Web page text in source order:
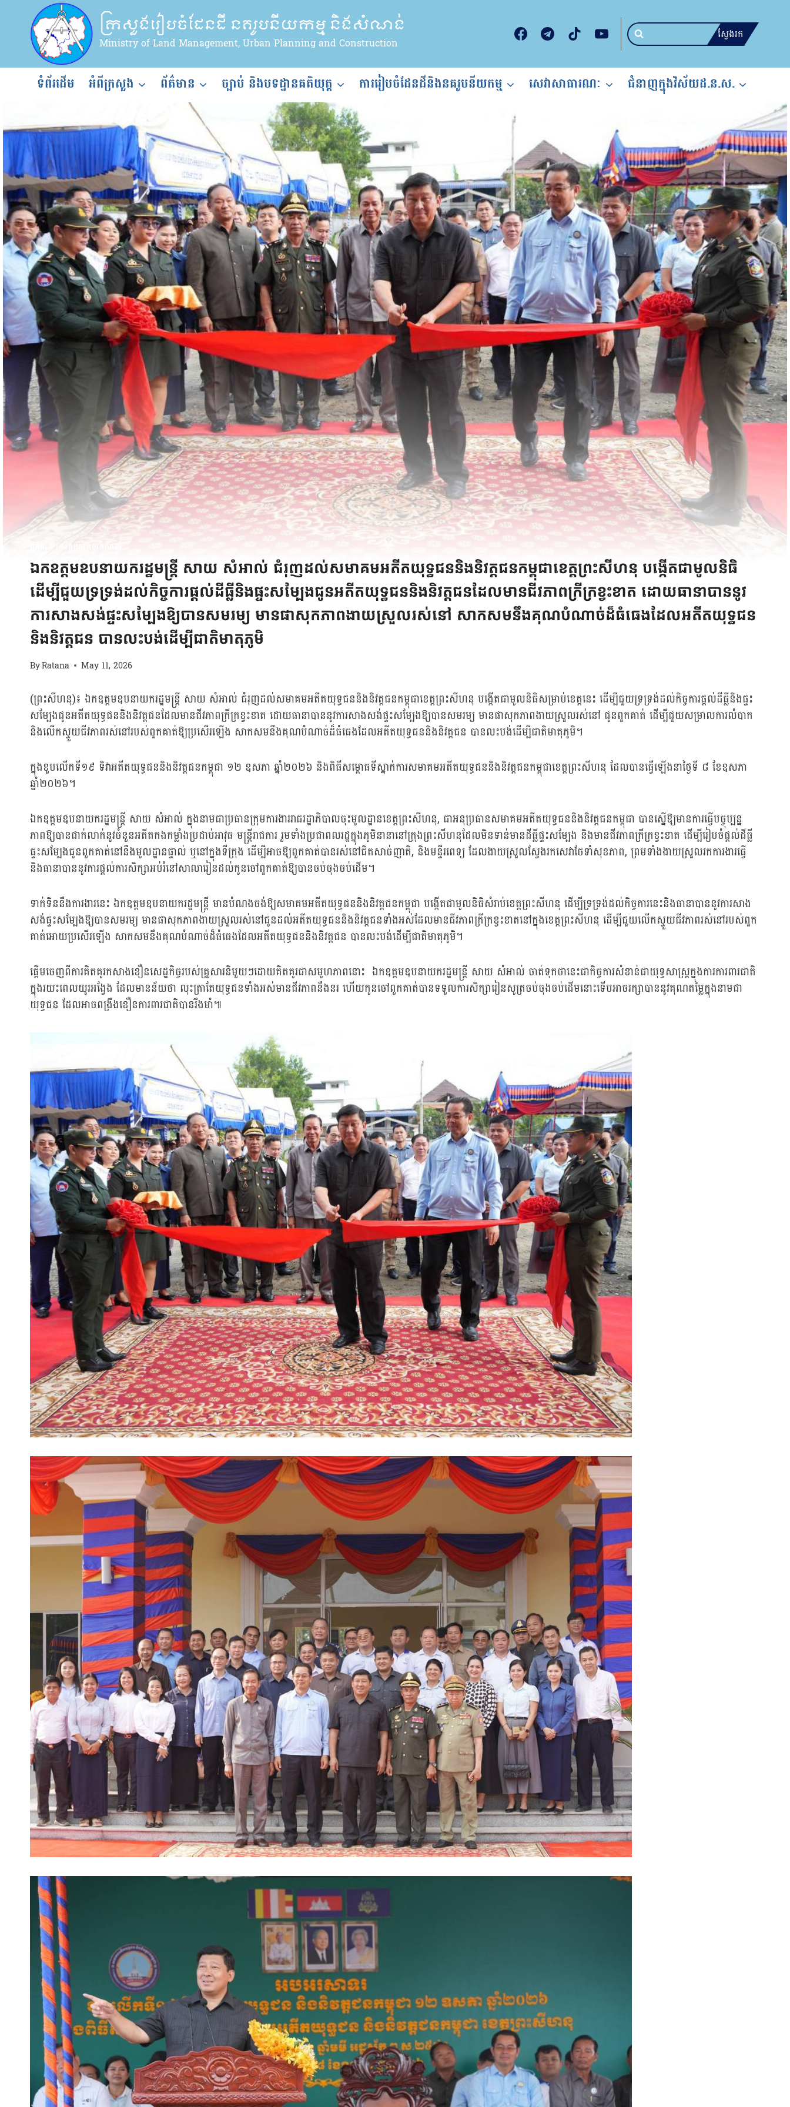
content
ក្រសួងរៀបចំដែនដី នគរូបនីយកម្ម និងសំណង់
Ministry of Land Management, Urban Planning and Construction
ស្វែងរក
ទំព័រដើម អំពីក្រសួង ព័ត៌មាន ច្បាប់ និងបទដ្ឋានគតិយុត្ត ការរៀបចំដែនដីនិងនគរូបនីយកម្ម សេវាសាធារណៈ ជំនាញក្នុងវិស័យដ.ន.ស.
ឯកឧត្តមឧបនាយករដ្ឋមន្ត្រី សាយ សំអាល់ ជំរុញដល់សមាគមអតីតយុទ្ធជននិងនិវត្តជនកម្ពុជាខេត្តព្រះសីហនុ បង្កើតជាមូលនិធិ
ដើម្បីជួយទ្រទ្រង់ដល់កិច្ចការផ្ដល់ដីធ្លីនិងផ្ទះសម្បែងជូនអតីតយុទ្ធជននិងនិវត្តជនដែលមានជីវភាពក្រីក្រខ្វះខាត ដោយធានាបាននូវ
ការសាងសង់ផ្ទះសម្បែងឱ្យបានសមរម្យ មានផាសុកភាពងាយស្រួលរស់នៅ សាកសមនឹងគុណបំណាច់ដ៏ធំធេងដែលអតីតយុទ្ធជន
និងនិវត្តជន បានលះបង់ដើម្បីជាតិមាតុភូមិ
ByRatana May 11, 2026
(ព្រះសីហនុ)៖ ឯកឧត្តមឧបនាយករដ្ឋមន្ត្រី សាយ សំអាល់ ជំរុញដល់សមាគមអតីតយុទ្ធជននិងនិវត្តជនកម្ពុជាខេត្តព្រះសីហនុ បង្កើតជាមូលនិធិសម្រាប់ខេត្តនេះ ដើម្បីជួយទ្រទ្រង់ដល់កិច្ចការផ្ដល់ដីធ្លីនិងផ្ទះ
សម្បែងជូនអតីតយុទ្ធជននិងនិវត្តជនដែលមានជីវភាពក្រីក្រខ្វះខាត ដោយធានាបាននូវការសាងសង់ផ្ទះសម្បែងឱ្យបានសមរម្យ មានផាសុកភាពងាយស្រួលរស់នៅ ជូនពួកគាត់ ដើម្បីជួយសម្រាលការលំបាក
និងលើកស្ទួយជីវភាពរស់នៅរបស់ពួកគាត់ឱ្យប្រសើរឡើង សាកសមនឹងគុណបំណាច់ដ៏ធំធេងដែលអតីតយុទ្ធជននិងនិវត្តជន បានលះបង់ដើម្បីជាតិមាតុភូមិ។
ក្នុងខួបលើកទី១៩ ទិវាអតីតយុទ្ធជននិងនិវត្តជនកម្ពុជា ១២ ឧសភា ឆ្នាំ២០២៦ និងពិធីសម្ពោធទីស្នាក់ការសមាគមអតីតយុទ្ធជននិងនិវត្តជនកម្ពុជាខេត្តព្រះសីហនុ ដែលបានធ្វើឡើងនាថ្ងៃទី ៨ ខែឧសភា
ឆ្នាំ២០២៦។
ឯកឧត្តមឧបនាយករដ្ឋមន្ត្រី សាយ សំអាល់ ក្នុងនាមជាប្រធានក្រុមការងាររាជរដ្ឋាភិបាលចុះមូលដ្ឋានខេត្តព្រះសីហនុ, ជាអនុប្រធានសមាគមអតីតយុទ្ធជននិងនិវត្តជនកម្ពុជា បានស្នើឱ្យមានការធ្វើបច្ចុប្បន្ន
ភាពឱ្យបានជាក់លាក់នូវចំនួនអតីតកងកម្លាំងប្រដាប់អាវុធ មន្ត្រីរាជការ រួមទាំងប្រជាពលរដ្ឋក្នុងភូមិនានានៅក្រុងព្រះសីហនុដែលមិនទាន់មានដីធ្លីផ្ទះសម្បែង និងមានជីវភាពក្រីក្រខ្វះខាត ដើម្បីរៀបចំផ្តល់ដីធ្លី
ផ្ទះសម្បែងជូនពួកគាត់នៅនឹងមូលដ្ឋានផ្ទាល់ ឬនៅក្នុងទីក្រុង ដើម្បីអាចឱ្យពួកគាត់បានរស់នៅជិតសាច់ញាតិ, និងមន្ទីរពេទ្យ ដែលងាយស្រួលស្វែងរកសេវាថែទាំសុខភាព, ព្រមទាំងងាយស្រួលរកការងារធ្វើ
និងធានាបាននូវការផ្ដល់ការសិក្សាអប់រំនៅសាលារៀនដល់កូនចៅពួកគាត់ឱ្យបានចប់ចុងចប់ដើម។
ទាក់ទិននឹងការងារនេះ ឯកឧត្តមឧបនាយករដ្ឋមន្រ្តី មានបំណងចង់ឱ្យសមាគមអតីតយុទ្ធជននិងនិវត្តជនកម្ពុជា បង្កើតជាមូលនិធិសំរាប់ខេត្តព្រះសីហនុ ដើម្បីទ្រទ្រង់ដល់កិច្ចការនេះនិងធានាបាននូវការសាង
សង់ផ្ទះសម្បែងឱ្យបានសមរម្យ មានផាសុកភាពងាយស្រួលរស់នៅជូនដល់អតីតយុទ្ធជននិងនិវត្តជនទាំងអស់ដែលមានជីវភាពក្រីក្រខ្វះខាតនៅក្នុងខេត្តព្រះសីហនុ ដើម្បីជួយលើកស្ទួយជីវភាពរស់នៅរបស់ពួក
គាត់អោយប្រសើរឡើង សាកសមនឹងគុណបំណាច់ដ៏ធំធេងដែលអតីតយុទ្ធជននិងនិវត្តជន បានលះបង់ដើម្បីជាតិមាតុភូមិ។
ផ្តើមចេញពីការគិតគូរកសាងខឿនសេដ្ឋកិច្ចរបស់គ្រួសារនិមួយៗដោយគិតគូរជាសមូហភាពនោះ ឯកឧត្តមឧបនាយករដ្ឋមន្ត្រី សាយ សំអាល់ ចាត់ទុកថានេះជាកិច្ចការសំខាន់ជាយុទ្ធសាស្រ្តក្នុងការការពារជាតិ
ក្នុងរយះពេលយូរអង្វែង ដែលមានន័យថា លុះត្រាតែយុទ្ធជនទាំងអស់មានជីវភាពនឹងនរ ហើយកូនចៅពួកគាត់បានទទួលការសិក្សារៀនសូត្រចប់ចុងចប់ដើមនោះទើបអាចរក្សាបាននូវគុណតម្លៃក្នុងនាមជា
យុទ្ធជន ដែលអាចពង្រឹងខឿនការពារជាតិបានរឹងមាំ៕